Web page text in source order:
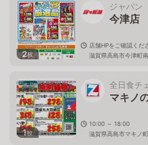
2枚
ジャパン
今津店
店舗HPをご確認くだ
滋賀県高島市今津町
1枚
全日食チ
マキノ
10:00 ～ 18:00
滋賀県高島市マキノ